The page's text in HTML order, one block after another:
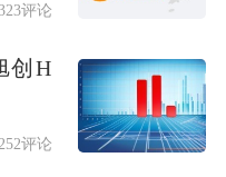
加剧导致原油运
今，全球约11%
评论
创H
252评论